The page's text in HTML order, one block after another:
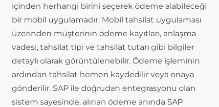
içinden herhangi birini seçerek ödeme alabileceği
bir mobil uygulamadır. Mobil tahsilat uygulaması
üzerinden müşterinin ödeme kayıtları, anlaşma
vadesi, tahsilat tipi ve tahsilat tutarı gibi bilgiler
detaylı olarak görüntülenebilir. Ödeme işleminin
ardından tahsilat hemen kaydedilir veya onaya
gönderilir. SAP ile doğrudan entegrasyonu olan
sistem sayesinde, alınan ödeme anında SAP